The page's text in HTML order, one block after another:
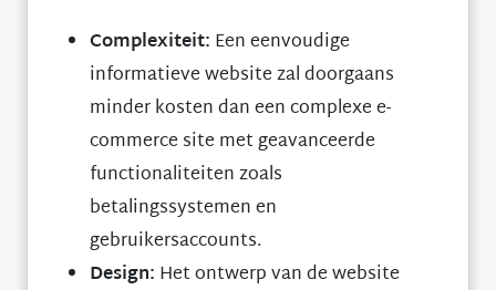
Complexiteit: Een eenvoudige
informatieve website zal doorgaans
minder kosten dan een complexe e-
commerce site met geavanceerde
functionaliteiten zoals
betalingssystemen en
gebruikersaccounts.
Design: Het ontwerp van de website